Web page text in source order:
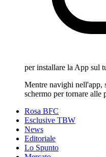
per installare la App sul
Mentre navighi nell'app,
schermo per tornare alle
Rosa BFC
Esclusive TBW
News
Editoriale
Lo Spunto